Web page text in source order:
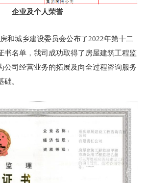
企业及个人荣誉
城乡建设委员会公布了2022年第十二
书名单，我司成功取得了房屋建筑工程监
公司经营业务的拓展及向全过程咨询服务
。